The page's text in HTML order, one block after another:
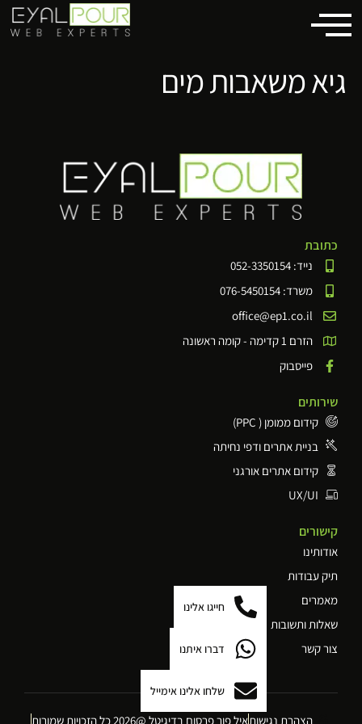
לתוכן
גיא משאבות מים
כתובת
נייד: 052-3350154
משרד: 076-5450154
office@ep1.co.il
הזרם 1 קדימה - קומה ראשונה
פייסבוק
שירותים
קידום ממומן ( PPC)
בניית אתרים ודפי נחיתה
קידום אתרים אורגני
UX/UI
קישורים
אודותינו
תיק עבודות
מאמרים
שאלות ותשובות
צור קשר
הצהרת נגישותאיל פור פרסום בדיגיטל @2026 כל הזכויות שמורות
חייגו אלינו
דברו איתנו
שלחו אלינו אימייל